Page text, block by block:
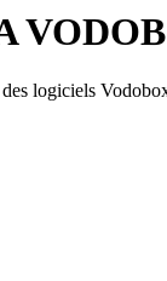
logiciels